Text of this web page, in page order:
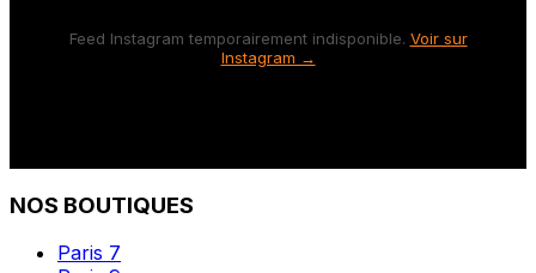
Feed Instagram temporairement indisponible. Voir sur
Instagram →
NOS BOUTIQUES
Paris 7